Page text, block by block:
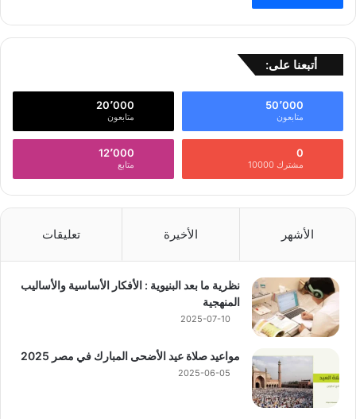
أتبعنا على:
50٬000
متابعون
20٬000
متابعون
0
مشترك 10000
12٬000
متابع
الأشهر الأخيرة تعليقات
نظرية ما بعد البنيوية : الأفكار الأساسية والأساليب
المنهجية
2025-07-10
مواعيد صلاة عيد الأضحى المبارك في مصر 2025
2025-06-05